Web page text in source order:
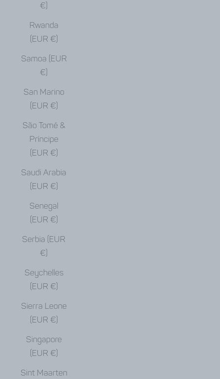
€)
Rwanda
(EUR €)
Samoa (EUR
€)
San Marino
(EUR €)
São Tomé &
Príncipe
(EUR €)
Saudi Arabia
(EUR €)
Senegal
(EUR €)
Serbia (EUR
€)
Seychelles
(EUR €)
Sierra Leone
(EUR €)
Singapore
(EUR €)
Sint Maarten